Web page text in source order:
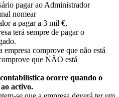
pagar ao Administrador
nomear
a pagar a 3 mil €,
terá sempre de pagar o
comprove que não está
que NÃO está
ocorre quando o
activo.